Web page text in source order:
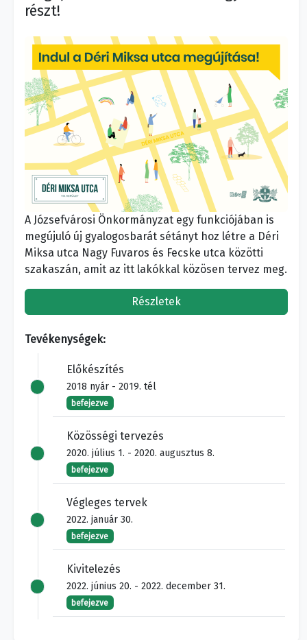
részt!
A Józsefvárosi Önkormányzat egy funkciójában is
megújuló új gyalogosbarát sétányt hoz létre a Déri
Miksa utca Nagy Fuvaros és Fecske utca közötti
szakaszán, amit az itt lakókkal közösen tervez meg.
Részletek
Tevékenységek:
Előkészítés
2018 nyár - 2019. tél
befejezve
Közösségi tervezés
2020. július 1. - 2020. augusztus 8.
befejezve
Végleges tervek
2022. január 30.
befejezve
Kivitelezés
2022. június 20. - 2022. december 31.
befejezve